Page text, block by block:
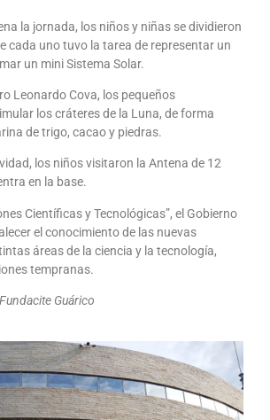
la jornada, los niños y niñas se dividieron
cada uno tuvo la tarea de representar un
un mini Sistema Solar.
Leonardo Cova, los pequeños
los cráteres de la Luna, de forma
de trigo, cacao y piedras.
los niños visitaron la Antena de 12
en la base.
Científicas y Tecnológicas”, el Gobierno
el conocimiento de las nuevas
áreas de la ciencia y la tecnología,
tempranas.
Guárico